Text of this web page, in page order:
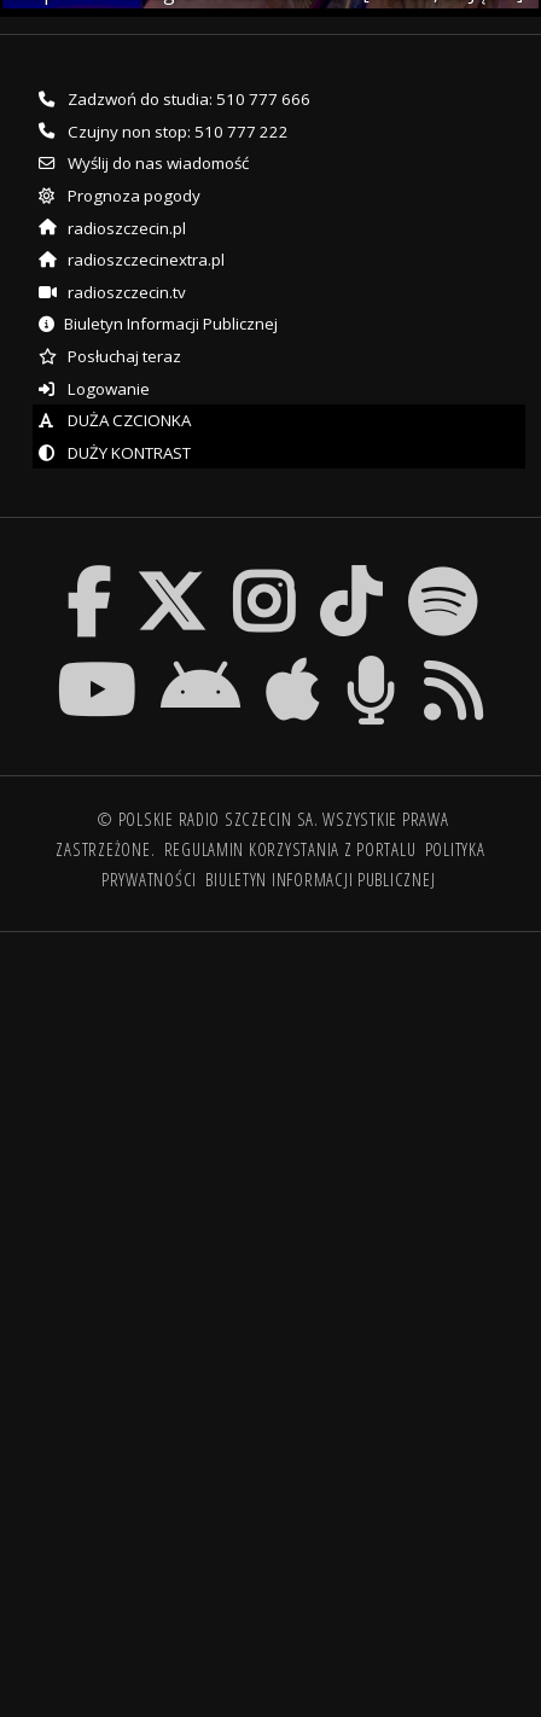
Zadzwoń do studia: 510 777 666
Czujny non stop: 510 777 222
Wyślij do nas wiadomość
Prognoza pogody
radioszczecin.pl
radioszczecinextra.pl
radioszczecin.tv
Biuletyn Informacji Publicznej
Posłuchaj teraz
Logowanie
DUŻA CZCIONKA
DUŻY KONTRAST
© POLSKIE RADIO SZCZECIN SA. WSZYSTKIE PRAWA
ZASTRZEŻONE. REGULAMIN KORZYSTANIA Z PORTALU POLITYKA
PRYWATNOŚCI BIULETYN INFORMACJI PUBLICZNEJ